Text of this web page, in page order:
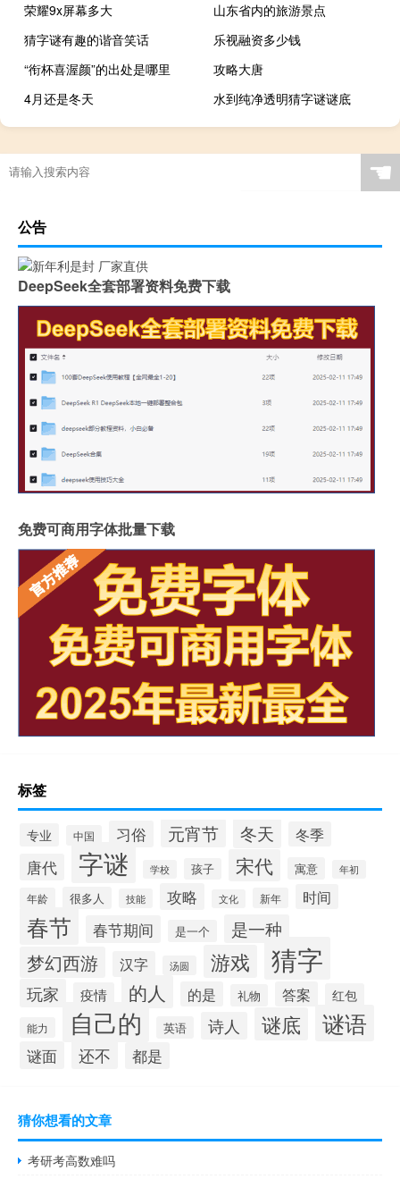
荣耀9x屏幕多大
山东省内的旅游景点
猜字谜有趣的谐音笑话
乐视融资多少钱
“衔杯喜渥颜”的出处是哪里
攻略大唐
4月还是冬天
水到纯净透明猜字谜谜底
☚
公告
DeepSeek全套部署资料免费下载
免费可商用字体批量下载
标签
专业 中国 习俗 元宵节 冬天 冬季
唐代 字谜 学校 孩子 宋代 寓意 年初
年龄 很多人 技能 攻略 文化 新年 时间
春节 春节期间 是一个 是一种
梦幻西游 汉字 汤圆 游戏 猜字
玩家 疫情 的人 的是 礼物 答案 红包
能力 自己的 英语 诗人 谜底 谜语
谜面 还不 都是
猜你想看的文章
考研考高数难吗